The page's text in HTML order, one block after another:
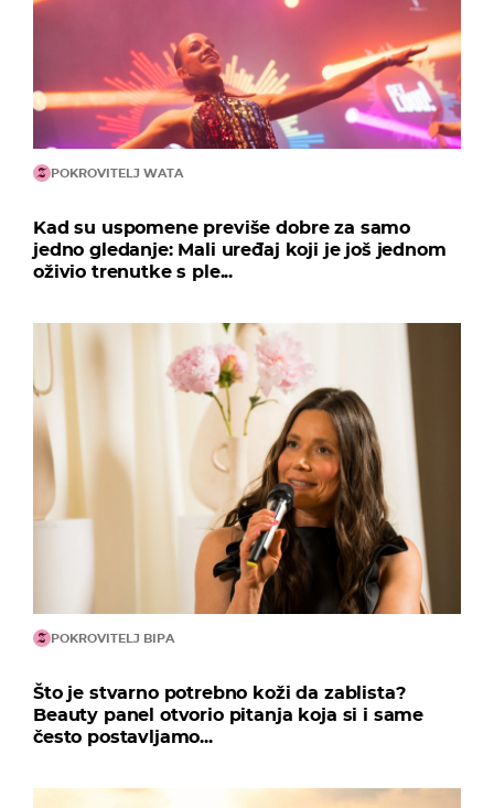
POKROVITELJ WATA
Kad su uspomene previše dobre za samo
jedno gledanje: Mali uređaj koji je još jednom
oživio trenutke s ple...
POKROVITELJ BIPA
Što je stvarno potrebno koži da zablista?
Beauty panel otvorio pitanja koja si i same
često postavljamo...